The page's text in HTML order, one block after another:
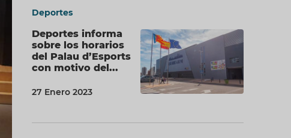
Deportes
Deportes informa
sobre los horarios
del Palau d’Esports
con motivo del...
27 Enero 2023